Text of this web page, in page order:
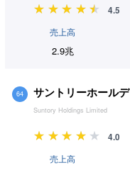
4.5
売上高
2.9兆
64 サントリーホール
Suntory Holdings Limited
4.0
売上高